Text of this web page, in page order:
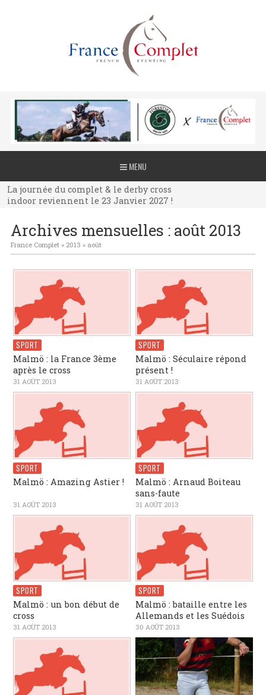
MENU
La journée du complet & le derby cross
indoor reviennent le 23 Janvier 2027 !
La journée du complet & le derby cross
indoor reviennent le 23 Janvier 2027 !
indoor reviennent le 23 Janvier 2027 !
Archives mensuelles : août 2013
France Complet» 2013 » août
SPORT
Malmö : la France 3ème
après le cross
31 AOÛT 2013
SPORT
Malmö : Séculaire répond
présent !
31 AOÛT 2013
SPORT
Malmö : Amazing Astier !
31 AOÛT 2013
SPORT
Malmö : Arnaud Boiteau
sans-faute
31 AOÛT 2013
SPORT
Malmö : un bon début de
cross
31 AOÛT 2013
SPORT
Malmö : bataille entre les
Allemands et les Suédois
30 AOÛT 2013